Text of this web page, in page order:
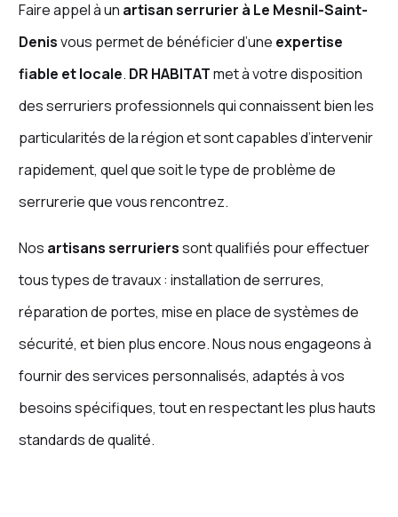
Faire appel à un artisan serrurier à Le Mesnil-Saint-
Denisvous permet de bénéficier d’une expertise
fiable et locale. DR HABITATmet à votre disposition
des serruriers professionnels qui connaissent bien les
particularités de la région et sont capables d’intervenir
rapidement, quel que soit le type de problème de
serrurerie que vous rencontrez.
Nos artisans serrurierssont qualifiés pour effectuer
tous types de travaux : installation de serrures,
réparation de portes, mise en place de systèmes de
sécurité, et bien plus encore. Nous nous engageons à
fournir des services personnalisés, adaptés à vos
besoins spécifiques, tout en respectant les plus hauts
standards de qualité.